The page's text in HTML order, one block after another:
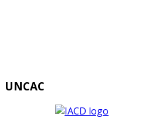
UNCAC